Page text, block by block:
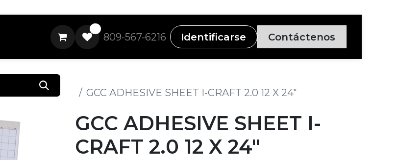
809-567-6216 Identificarse Contáctenos
GCC ADHESIVE SHEET I-CRAFT 2.0 12 X 24"
GCC ADHESIVE SHEET I-
CRAFT 2.0 12 X 24"